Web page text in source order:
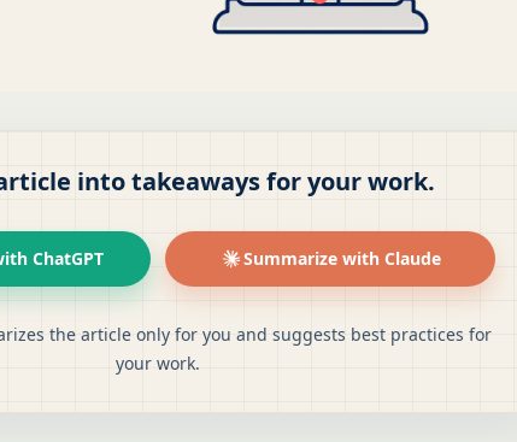
into takeaways for your work.
ChatGPT Summarize with Claude
the article only for you and suggests best practices for
your work.